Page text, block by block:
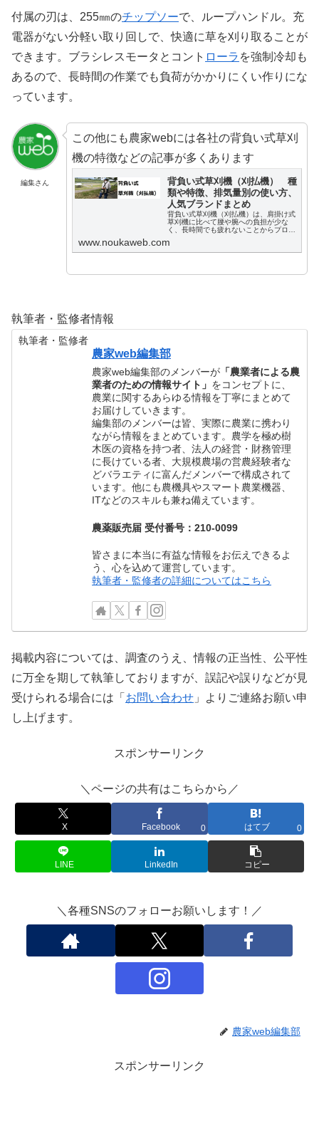
付属の刃は、255㎜のチップソーで、ループハンドル。充
電器がない分軽い取り回しで、快適に草を刈り取ることが
できます。ブラシレスモータとコント ローラ を強制冷却も
あるので、長時間の作業でも負荷がかかりにくい作りにな
っています。
編集さん
この他にも農家webには各社の背負い式草刈
機の特徴などの記事が多くあります
背負い式草刈機（刈払機） 種
類や特徴、排気量別の使い方、
人気ブランドまとめ
背負い式草刈機（刈払機）は、肩掛け式
草刈機に比べて腰や腕への負担が少な
く、長時間でも疲れないことからプロの
負い式草刈り機について、おすすめ商品
やエンジンの排気量別の選び方などをま
www.noukaweb.com
執筆者・監修者情報
執筆者・監修者
農家web編集部
農家web編集部のメンバーが 「農業者による農
業者のための情報サイト」 をコンセプトに、
農業に関するあらゆる情報を丁寧にまとめて
お届けしていきます。
編集部のメンバーは皆、実際に農業に携わり
ながら情報をまとめています。農学を極め樹
木医の資格を持つ者、法人の経営・財務管理
に長けている者、大規模農場の営農経験者な
どバラエティに富んだメンバーで構成されて
います。他にも農機具やスマート農業機器、
ITなどのスキルも兼ね備えています。
農薬販売届 受付番号：210-0099
皆さまに本当に有益な情報をお伝えできるよ
う、心を込めて運営しています。
執筆者・監修者の詳細についてはこちら
掲載内容については、調査のうえ、情報の正当性、公平性
に万全を期して執筆しておりますが、誤記や誤りなどが見
受けられる場合には「 お問い合わせ 」よりご連絡お願い申
し上げます。
スポンサーリンク
＼ページの共有はこちらから／
X Facebook 0 はてブ 0
LINE LinkedIn コピー
＼各種SNSのフォローお願いします！／
農家web編集部
スポンサーリンク